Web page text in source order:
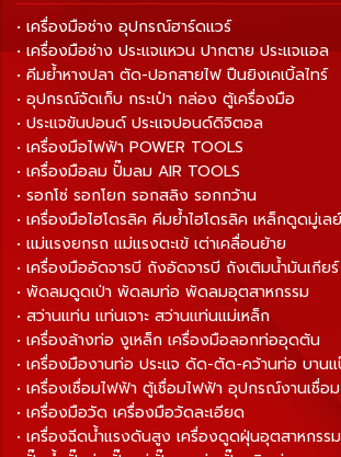
• เครื่องมือช่าง อุปกรณ์ฮาร์ดแวร์
• เครื่องมือช่าง ประแจแหวน ปากตาย ประแจแอล
• คีมย้ำหางปลา ตัด-ปอกสายไฟ ปืนยิงเคเบิ้ลไทร์
• อุปกรณ์จัดเก็บ กระเป๋า กล่อง ตู้เครื่องมือ
• ประแจขันปอนด์ ประแจปอนด์ดิจิตอล
• เครื่องมือไฟฟ้า POWER TOOLS
• เครื่องมือลม ปั๊มลม AIR TOOLS
• รอกโซ่ รอกโยก รอกสลิง รอกกว้าน
• เครื่องมือไฮโดรลิค คีมย้ำไฮโดรลิค เหล็กดูดมู่เลย์
• แม่แรงยกรถ แม่แรงตะเข้ เต่าเคลื่อนย้าย
• เครื่องมืออัดจารบี ถังอัดจารบี ถังเติมน้ำมันเกียร์
• พัดลมดูดเป่า พัดลมท่อ พัดลมอุตสาหกรรม
• สว่านแท่น แท่นเจาะ สว่านแท่นแม่เหล็ก
• เครื่องล้างท่อ งูเหล็ก เครื่องมือลอกท่ออุดตัน
• เครื่องมืองานท่อ ประแจ ดัด-ตัด-คว้านท่อ บาน
• เครื่องเชื่อมไฟฟ้า ตู้เชื่อมไฟฟ้า อุปกรณ์งานเชื่อม
• เครื่องมือวัด เครื่องมือวัดละเอียด
• เครื่องฉีดน้ำแรงดันสูง เครื่องดูดฝุ่นอุตสาหกรรม